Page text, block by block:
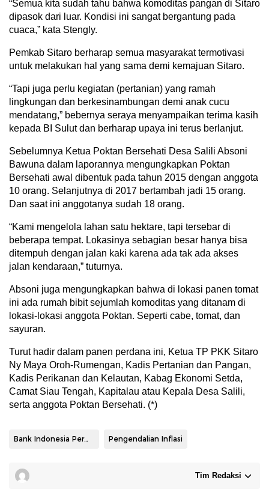
“Semua kita sudah tahu bahwa komoditas pangan di Sitaro
dipasok dari luar. Kondisi ini sangat bergantung pada
cuaca,” kata Stengly.
Pemkab Sitaro berharap semua masyarakat termotivasi
untuk melakukan hal yang sama demi kemajuan Sitaro.
“Tapi juga perlu kegiatan (pertanian) yang ramah
lingkungan dan berkesinambungan demi anak cucu
mendatang,” bebernya seraya menyampaikan terima kasih
kepada BI Sulut dan berharap upaya ini terus berlanjut.
Sebelumnya Ketua Poktan Bersehati Desa Salili Absoni
Bawuna dalam laporannya mengungkapkan Poktan
Bersehati awal dibentuk pada tahun 2015 dengan anggota
10 orang. Selanjutnya di 2017 bertambah jadi 15 orang.
Dan saat ini anggotanya sudah 18 orang.
“Kami mengelola lahan satu hektare, tapi tersebar di
beberapa tempat. Lokasinya sebagian besar hanya bisa
ditempuh dengan jalan kaki karena ada tak ada akses
jalan kendaraan,” tuturnya.
Absoni juga mengungkapkan bahwa di lokasi panen tomat
ini ada rumah bibit sejumlah komoditas yang ditanam di
lokasi-lokasi anggota Poktan. Seperti cabe, tomat, dan
sayuran.
Turut hadir dalam panen perdana ini, Ketua TP PKK Sitaro
Ny Maya Oroh-Rumengan, Kadis Pertanian dan Pangan,
Kadis Perikanan dan Kelautan, Kabag Ekonomi Setda,
Camat Siau Tengah, Kapitalau atau Kepala Desa Salili,
serta anggota Poktan Bersehati. (*)
Bank Indonesia Perwakilan Sulut Pengendalian Inflasi
Tim Redaksi